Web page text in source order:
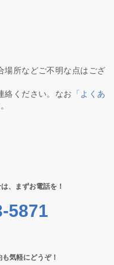
場所などご不明な点はござ
絡ください。なお
「よくあ
、まずお電話を！
5871
気軽にどうぞ！